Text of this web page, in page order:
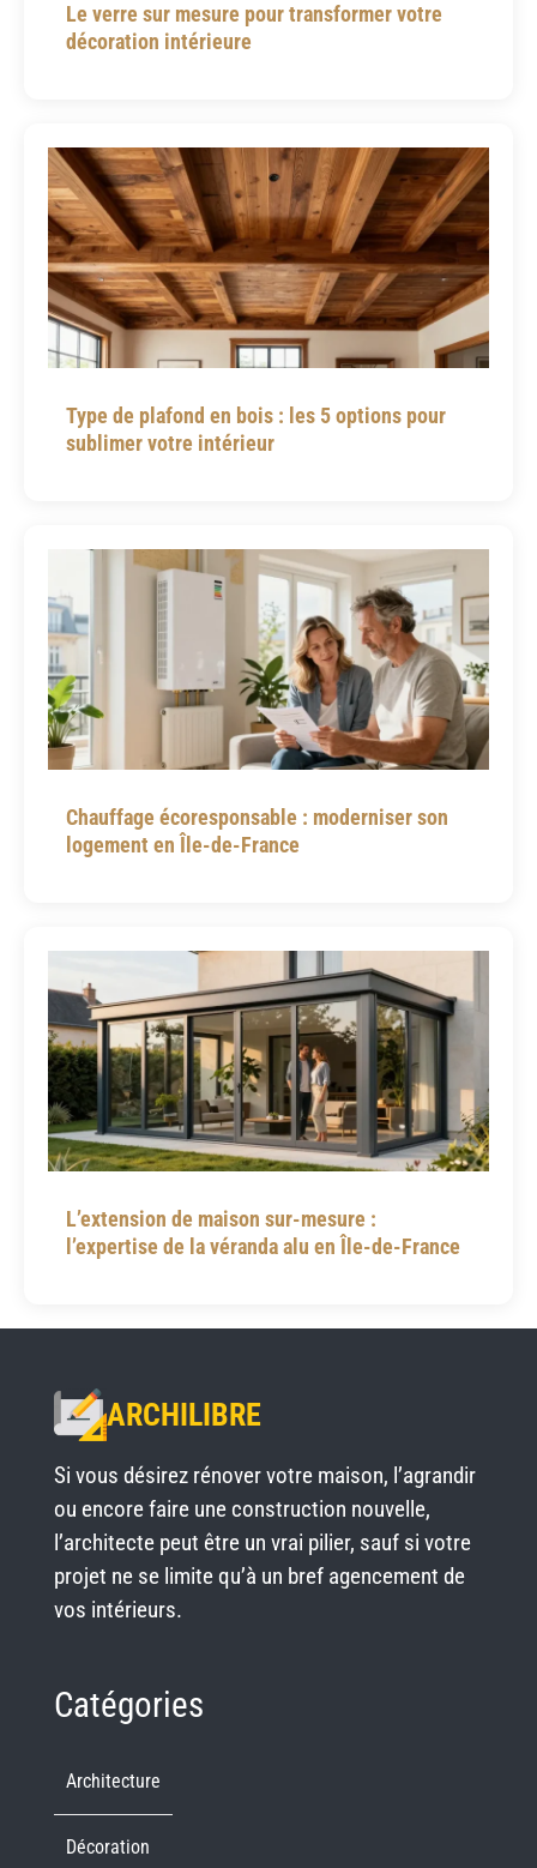
Le verre sur mesure pour transformer votre
décoration intérieure
Type de plafond en bois : les 5 options pour
sublimer votre intérieur
Chauffage écoresponsable : moderniser son
logement en Île-de-France
L’extension de maison sur-mesure :
l’expertise de la véranda alu en Île-de-France
ARCHILIBRE
Si vous désirez rénover votre maison, l’agrandir
ou encore faire une construction nouvelle,
l’architecte peut être un vrai pilier, sauf si votre
projet ne se limite qu’à un bref agencement de
vos intérieurs.
Catégories
Architecture
Décoration